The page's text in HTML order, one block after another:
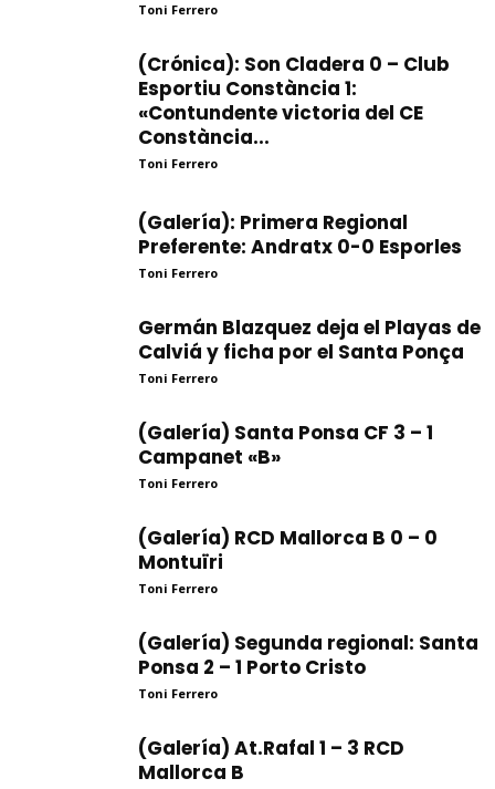
Toni Ferrero
(Crónica): Son Cladera 0 – Club
Esportiu Constància 1:
«Contundente victoria del CE
Constància...
Toni Ferrero
(Galería): Primera Regional
Preferente: Andratx 0-0 Esporles
Toni Ferrero
Germán Blazquez deja el Playas de
Calviá y ficha por el Santa Ponça
Toni Ferrero
(Galería) Santa Ponsa CF 3 – 1
Campanet «B»
Toni Ferrero
(Galería) RCD Mallorca B 0 – 0
Montuïri
Toni Ferrero
(Galería) Segunda regional: Santa
Ponsa 2 – 1 Porto Cristo
Toni Ferrero
(Galería) At.Rafal 1 – 3 RCD
Mallorca B